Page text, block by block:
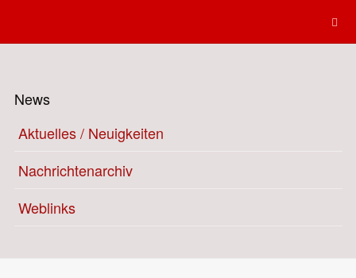
News
Aktuelles / Neuigkeiten
Nachrichtenarchiv
Weblinks